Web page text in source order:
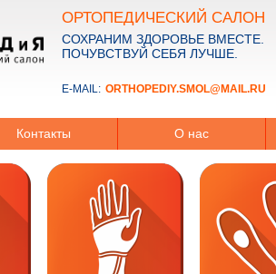
ОРТОПЕДИЧЕСКИЙ САЛОН
СОХРАНИМ ЗДОРОВЬЕ ВМЕСТЕ.
ПОЧУВСТВУЙ СЕБЯ ЛУЧШЕ.
E-MAIL: ORTHOPEDIY.SMOL@MAIL.RU
Контакты О нас